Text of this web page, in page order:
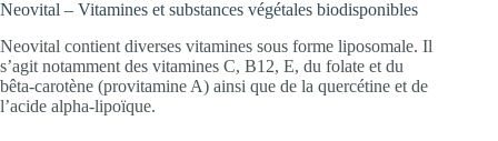
Neovital – Vitamines et substances végétales biodisponibles
Neovital contient diverses vitamines sous forme liposomale. Il
s’agit notamment des vitamines C, B12, E, du folate et du
bêta-carotène (provitamine A) ainsi que de la quercétine et de
l’acide alpha-lipoïque.